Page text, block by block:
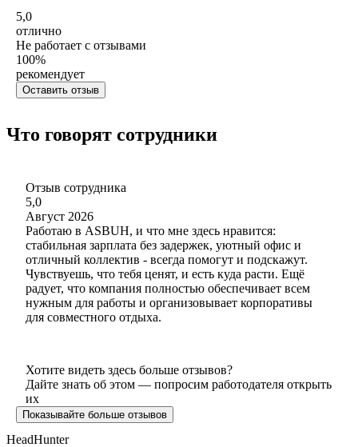
5,0
отлично
Не работает с отзывами
100%
рекомендует
Оставить отзыв
Что говорят сотрудники
Отзыв сотрудника
5,0
Август 2026
Работаю в ASBUH, и что мне здесь нравится:
стабильная зарплата без задержек, уютный офис и
отличный коллектив - всегда помогут и подскажут.
Чувствуешь, что тебя ценят, и есть куда расти. Ещё
радует, что компания полностью обеспечивает всем
нужным для работы и организовывает корпоративы
для совместного отдыха.
Хотите видеть здесь больше отзывов?
Дайте знать об этом — попросим работодателя открыть
их
Показывайте больше отзывов
HeadHunter